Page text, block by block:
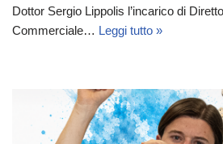
Dottor Sergio Lippolis l’incarico di
Commerciale… Leggi tutto »